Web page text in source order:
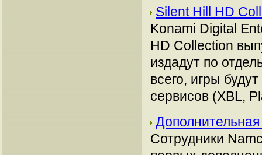
Silent Hill HD
Konami Digital
HD Collection
издадут по
всего, игры
сервисов (XBL,
Сотрудники